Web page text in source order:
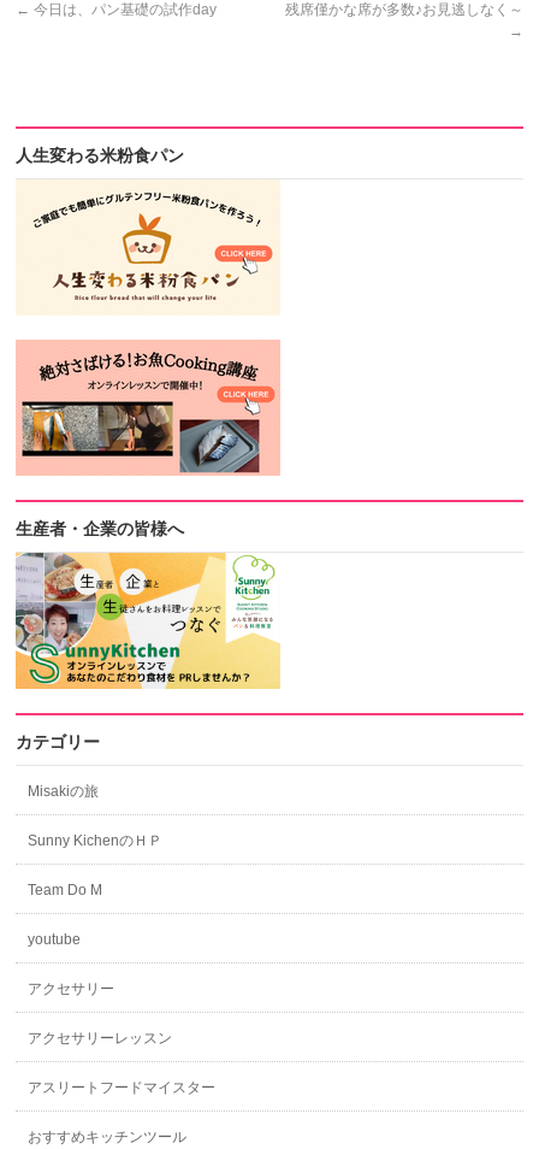
← 今日は、パン基礎の試作day
残席僅かな席が多数♪お見逃しなく～
→
人生変わる米粉食パン
生産者・企業の皆様へ
カテゴリー
Misakiの旅
Sunny KichenのＨＰ
Team Do M
youtube
アクセサリー
アクセサリーレッスン
アスリートフードマイスター
おすすめキッチンツール